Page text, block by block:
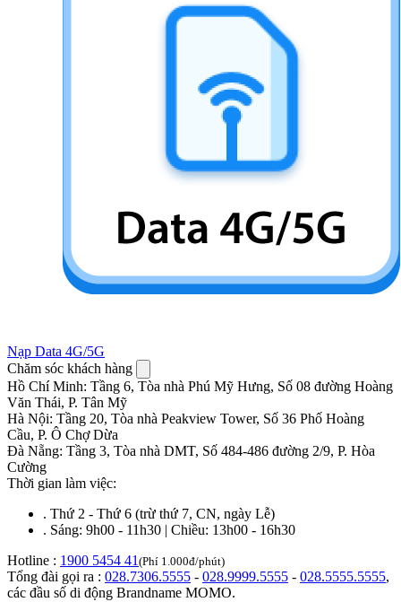
Nạp Data 4G/5G
Chăm sóc khách hàng
Hồ Chí Minh: Tầng 6, Tòa nhà Phú Mỹ Hưng, Số 08 đường Hoàng
Văn Thái, P. Tân Mỹ
Hà Nội: Tầng 20, Tòa nhà Peakview Tower, Số 36 Phố Hoàng
Cầu, P. Ô Chợ Dừa
Đà Nẵng: Tầng 3, Tòa nhà DMT, Số 484-486 đường 2/9, P. Hòa
Cường
Thời gian làm việc:
. Thứ 2 - Thứ 6 (trừ thứ 7, CN, ngày Lễ)
. Sáng: 9h00 - 11h30 | Chiều: 13h00 - 16h30
Hotline : 1900 5454 41 (Phí 1.000đ/phút)
Tổng đài gọi ra : 028.7306.5555 - 028.9999.5555 - 028.5555.5555,
các đầu số di động Brandname MOMO.